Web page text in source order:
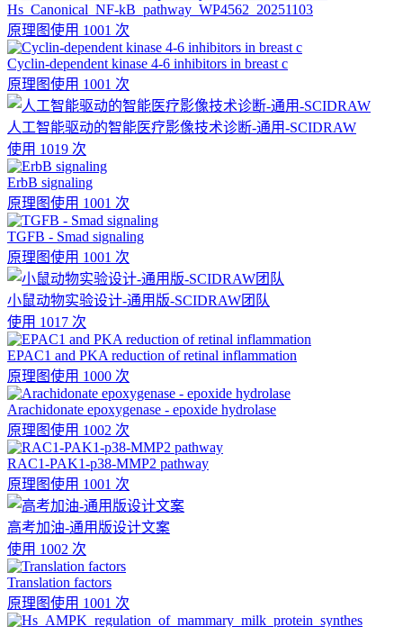
Hs_Canonical_NF-kB_pathway_WP4562_20251103
原理图使用 1001 次
Cyclin-dependent kinase 4-6 inhibitors in breast c
原理图使用 1001 次
人工智能驱动的智能医疗影像技术诊断-通用-SCIDRAW
使用 1019 次
ErbB signaling
原理图使用 1001 次
TGFB - Smad signaling
原理图使用 1001 次
小鼠动物实验设计-通用版-SCIDRAW团队
使用 1017 次
EPAC1 and PKA reduction of retinal inflammation
原理图使用 1000 次
Arachidonate epoxygenase - epoxide hydrolase
原理图使用 1002 次
RAC1-PAK1-p38-MMP2 pathway
原理图使用 1001 次
高考加油-通用版设计文案
使用 1002 次
Translation factors
原理图使用 1001 次